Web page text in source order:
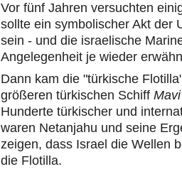
Vor fünf Jahren versuchten
sollte ein symbolischer Akt der
sein - und die israelische
Angelegenheit je wieder
Dann kam die "türkische
größeren türkischen Schiff
Hunderte türkischer und
waren Netanjahu und seine
zeigen, dass Israel die Wellen
die Flotilla.